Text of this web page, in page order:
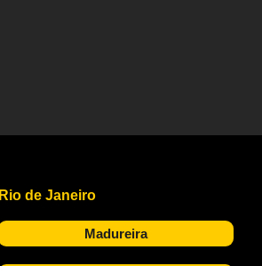
Rio de Janeiro
Madureira